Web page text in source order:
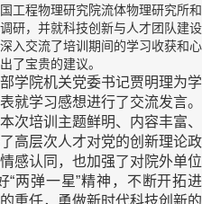
工程物理研究院流体物理研究所和
研，并就科技创新与人才团队建设
入交流了培训期间的学习收获和心
了宝贵的建议。
学院机关党委书记贾明理为学
就学习感想进行了交流发言。
次培训主题鲜明、内容丰富、
高层次人才对党的创新理论政
感认同，也加强了对院外单位
两弹一星”精神，不断开拓进
重任，勇做新时代科技创新的